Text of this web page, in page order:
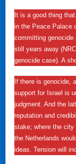
It is a good thing
in the Peace Palace
committing genocide
still years away
genocide case). A
If there is genocide,
support for Israel is
judgment. And the
reputation and
stake; where the
the Netherlands
ideas. Tension will